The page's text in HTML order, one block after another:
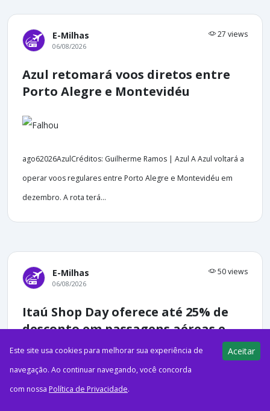
E-Milhas 27 views
06/08/2026
Azul retomará voos diretos entre
Porto Alegre e Montevidéu
ago62026AzulCréditos: Guilherme Ramos | Azul A Azul voltará a
operar voos regulares entre Porto Alegre e Montevidéu em
dezembro. A rota terá...
E-Milhas 50 views
06/08/2026
Itaú Shop Day oferece até 25% de
desconto em passagens aéreas e
ofertas em eletrônicos
Este site usa cookies para melhorar sua experiência de
navegação. Ao continuar navegando, você concorda
com nossa Política de Privacidade.
Aceitar